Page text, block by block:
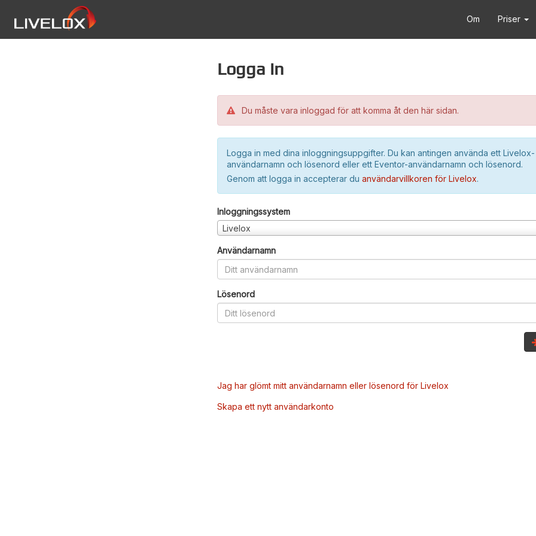
Om Priser
Logga in
Du måste vara inloggad för att komma åt den här sidan.
Logga in med dina inloggningsuppgifter. Du kan antingen använda ett Livelox-
användarnamn och lösenord eller ett Eventor-användarnamn och lösenord.
Genom att logga in accepterar du användarvillkoren för Livelox.
Inloggningssystem
Livelox
Användarnamn
Lösenord
Jag har glömt mitt användarnamn eller lösenord för Livelox
Skapa ett nytt användarkonto